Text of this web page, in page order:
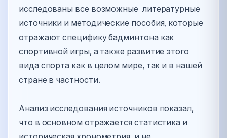
исследованы все возможные литературные
источники и методические пособия, которые
отражают специфику бадминтона как
спортивной игры, а также развитие этого
вида спорта как в целом мире, так и в нашей
стране в частности.
Анализ исследования источников показал,
что в основном отражается статистика и